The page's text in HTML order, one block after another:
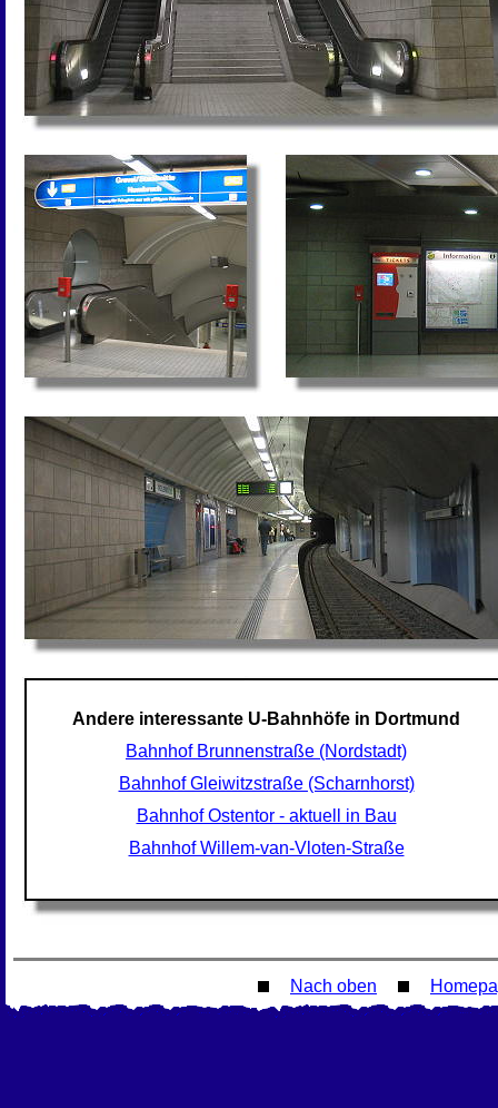
Andere interessante U-Bahnhöfe in Dortmund
Bahnhof Brunnenstraße (Nordstadt)
Bahnhof Gleiwitzstraße (Scharnhorst)
Bahnhof Ostentor - aktuell in Bau
Bahnhof Willem-van-Vloten-Straße
Nach oben